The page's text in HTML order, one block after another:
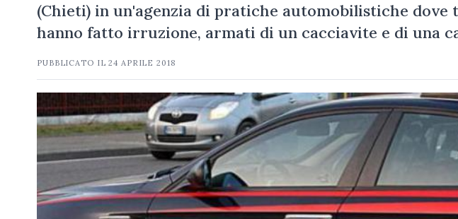
(Chieti) in un'agenzia di pratiche automobilistiche dove
hanno fatto irruzione, armati di un cacciavite e di una
PUBBLICATO IL24 APRILE 2018